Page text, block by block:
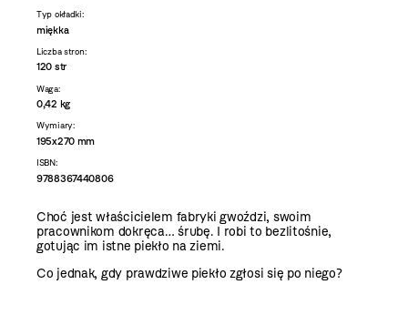
Typ okładki:
miękka
Liczba stron:
120 str
Waga:
0,42 kg
Wymiary:
195x270 mm
ISBN:
9788367440806
Choć jest właścicielem fabryki gwoździ, swoim
pracownikom dokręca… śrubę. I robi to bezlitośnie,
gotując im istne piekło na ziemi.
Co jednak, gdy prawdziwe piekło zgłosi się po niego?